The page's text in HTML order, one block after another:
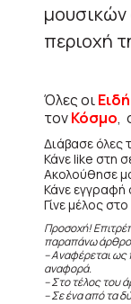
περιοχή
Όλες οι
τονΚόσμο,
Διάβασε όλες
Κάνε like στη
Ακολούθησε
Κάνε εγγραφή
Γίνε μέλος
Προσοχή!
παραπάνω
– Αναφέρεται ως
αναφορά.
– Στο τέλος του
– Σε ένα από τα